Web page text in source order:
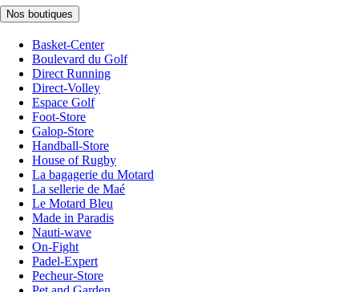
Nos boutiques
Basket-Center
Boulevard du Golf
Direct Running
Direct-Volley
Espace Golf
Foot-Store
Galop-Store
Handball-Store
House of Rugby
La bagagerie du Motard
La sellerie de Maé
Le Motard Bleu
Made in Paradis
Nauti-wave
On-Fight
Padel-Expert
Pecheur-Store